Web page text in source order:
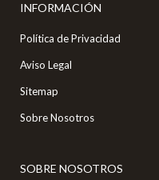
INFORMACIÓN
Política de Privacidad
Aviso Legal
Sitemap
Sobre Nosotros
SOBRE NOSOTROS